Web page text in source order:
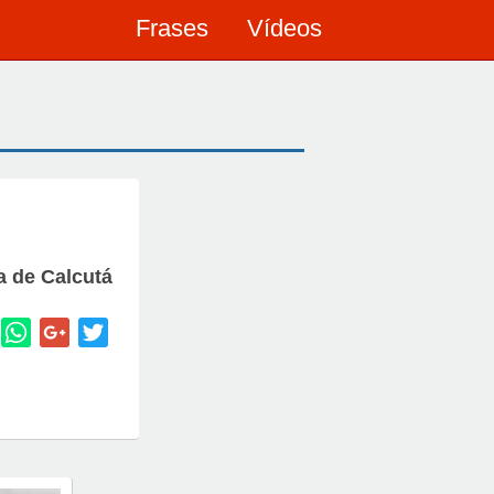
Frases Vídeos
de Calcutá